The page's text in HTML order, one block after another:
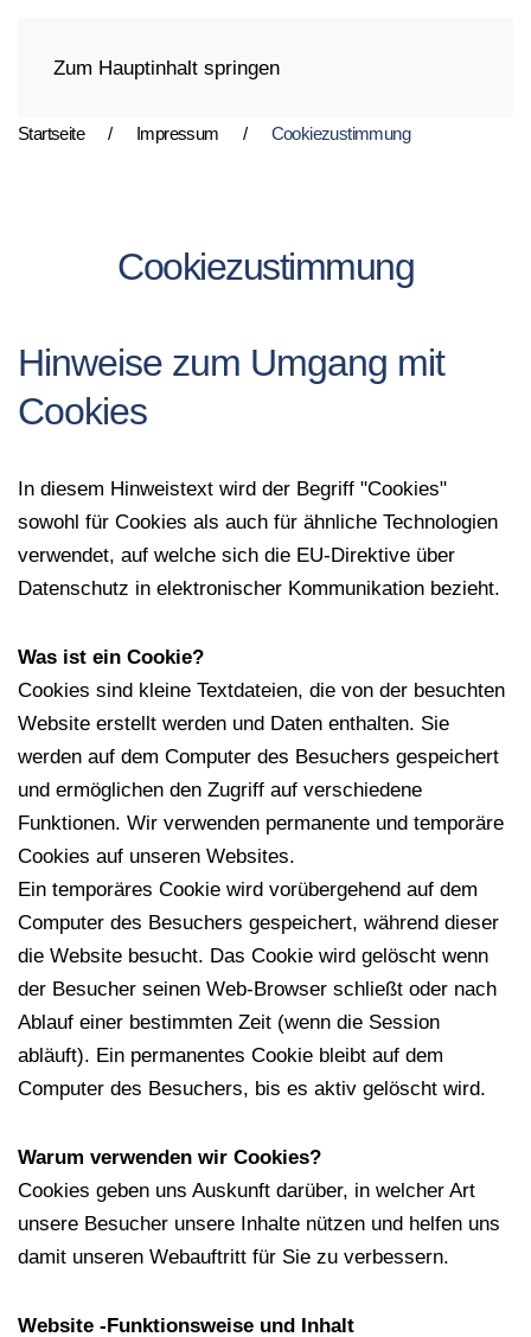
Zum Hauptinhalt springen
Startseite Impressum Cookiezustimmung
Cookiezustimmung
Hinweise zum Umgang mit
Cookies
In diesem Hinweistext wird der Begriff "Cookies"
sowohl für Cookies als auch für ähnliche Technologien
verwendet, auf welche sich die EU-Direktive über
Datenschutz in elektronischer Kommunikation bezieht.
Was ist ein Cookie?
Cookies sind kleine Textdateien, die von der besuchten
Website erstellt werden und Daten enthalten. Sie
werden auf dem Computer des Besuchers gespeichert
und ermöglichen den Zugriff auf verschiedene
Funktionen. Wir verwenden permanente und temporäre
Cookies auf unseren Websites.
Ein temporäres Cookie wird vorübergehend auf dem
Computer des Besuchers gespeichert, während dieser
die Website besucht. Das Cookie wird gelöscht wenn
der Besucher seinen Web-Browser schließt oder nach
Ablauf einer bestimmten Zeit (wenn die Session
abläuft). Ein permanentes Cookie bleibt auf dem
Computer des Besuchers, bis es aktiv gelöscht wird.
Warum verwenden wir Cookies?
Cookies geben uns Auskunft darüber, in welcher Art
unsere Besucher unsere Inhalte nützen und helfen uns
damit unseren Webauftritt für Sie zu verbessern.
Website -Funktionsweise und Inhalt